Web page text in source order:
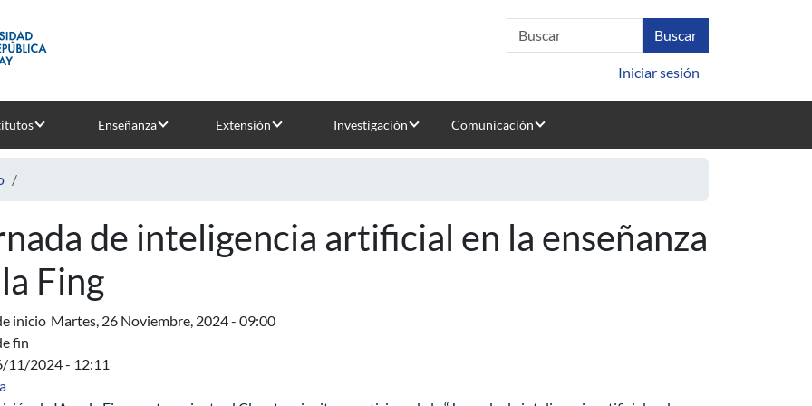
Iniciar sesión
Enseñanza Extensión Investigación Comunicación
de inteligencia artificial en la enseñanza
Fing
inicio Martes, 26 Noviembre, 2024 - 09:00
fin
11/2024 - 12:11